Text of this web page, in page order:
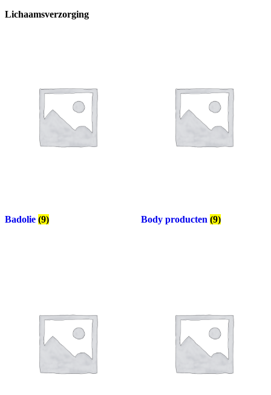
Lichaamsverzorging
Badolie (9) Body producten (9)